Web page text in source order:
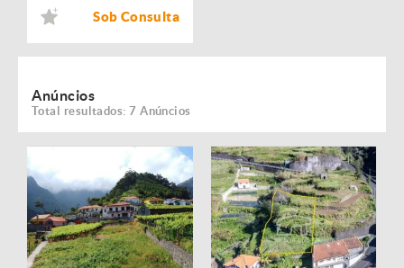
Sob Consulta
Anúncios
Total resultados: 7 Anúncios